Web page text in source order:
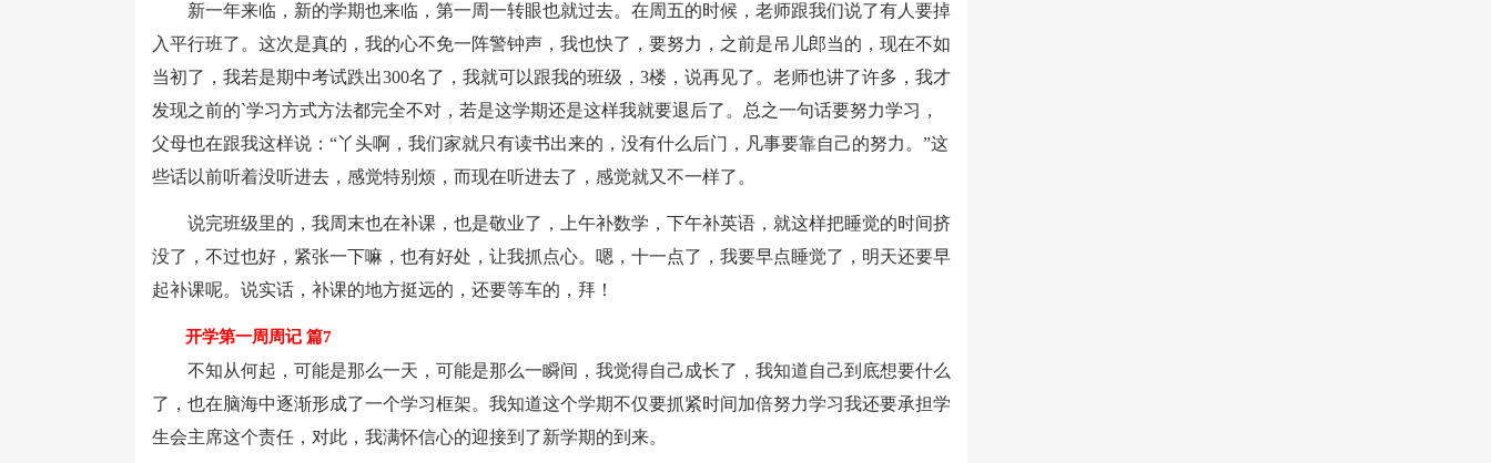
新一年来临，新的学期也来临，第一周一转眼也就过去。在周五的时候，老师跟我们说了有人要掉
入平行班了。这次是真的，我的心不免一阵警钟声，我也快了，要努力，之前是吊儿郎当的，现在不如
当初了，我若是期中考试跌出300名了，我就可以跟我的班级，3楼，说再见了。老师也讲了许多，我才
发现之前的`学习方式方法都完全不对，若是这学期还是这样我就要退后了。总之一句话要努力学习，
父母也在跟我这样说：“丫头啊，我们家就只有读书出来的，没有什么后门，凡事要靠自己的努力。”这
些话以前听着没听进去，感觉特别烦，而现在听进去了，感觉就又不一样了。
说完班级里的，我周末也在补课，也是敬业了，上午补数学，下午补英语，就这样把睡觉的时间挤
没了，不过也好，紧张一下嘛，也有好处，让我抓点心。嗯，十一点了，我要早点睡觉了，明天还要早
起补课呢。说实话，补课的地方挺远的，还要等车的，拜！
开学第一周周记 篇7
不知从何起，可能是那么一天，可能是那么一瞬间，我觉得自己成长了，我知道自己到底想要什么
了，也在脑海中逐渐形成了一个学习框架。我知道这个学期不仅要抓紧时间加倍努力学习我还要承担学
生会主席这个责任，对此，我满怀信心的迎接到了新学期的到来。